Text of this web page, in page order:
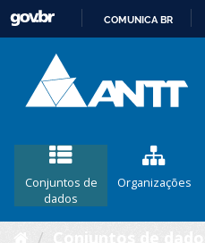
COMUNICA BR
Conjuntos de
dados
Organizações